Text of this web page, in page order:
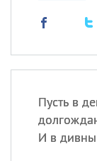
Пусть в
И в